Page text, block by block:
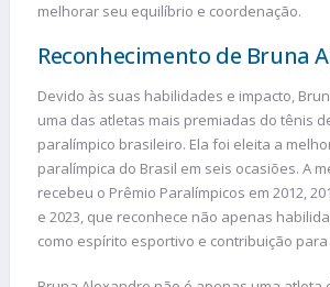
melhorar seu equilíbrio e coordenação.
Reconhecimento de Bruna
Devido às suas habilidades e impacto,
uma das atletas mais premiadas do tênis
paralímpico brasileiro. Ela foi eleita a
paralímpica do Brasil em seis ocasiões. A
recebeu o Prêmio Paralímpicos em 2012,
e 2023, que reconhece não apenas
como espírito esportivo e contribuição